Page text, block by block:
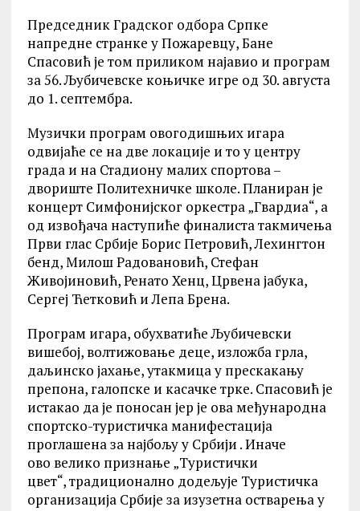
Председник Градског одбора Српке
напредне странке у Пожаревцу, Бане
Спасовић је том приликом најавио и програм
за 56. Љубичевске коњичке игре од 30. августа
до 1. септембра.
Музички програм овогодишњих игара
одвијаће се на две локације и то у центру
града и на Стадиону малих спортова –
двориште Политехничке школе. Планиран је
концерт Симфонијског оркестра „Гвардиа“, а
од извођача наступиће финалиста такмичења
Први глас Србије Борис Петровић, Лехингтон
бенд, Милош Радовановић, Стефан
Живојиновић, Ренато Хенц, Црвена јабука,
Сергеј Ћетковић и Лепа Брена.
Програм игара, обухватиће Љубичевски
вишебој, волтижовање деце, изложба грла,
даљинско јахање, утакмица у прескакању
препона, галопске и касачке трке. Спасовић је
истакао да је поносан јер је ова међународна
спортско-туристичка манифестација
проглашена за најбољу у Србији . Иначе
ово велико признање „Туристички
цвет“, традиционално додељује Туристичка
организација Србије за изузетна остварења у